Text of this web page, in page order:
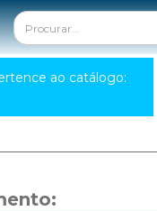
ao catálogo: